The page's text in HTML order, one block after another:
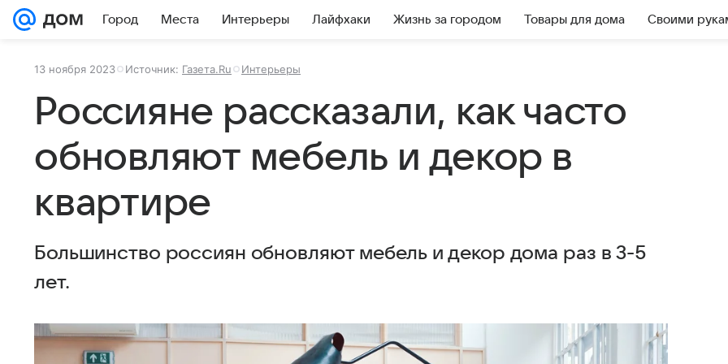
Город Места Интерьеры Лайфхаки Жизнь за городом Товары для дома Своими
13 ноября 2023 Источник: Газета.Ru Интерьеры
Россияне рассказали, как часто
обновляют мебель и декор в
квартире
Большинство россиян обновляют мебель и декор дома раз в 3-5
лет.